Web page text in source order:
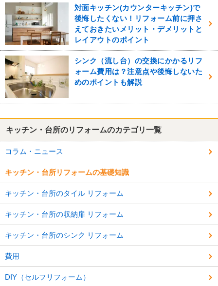
対面キッチン(カウンターキッチン)で
後悔したくない！リフォーム前に押さ
えておきたいメリット・デメリットと
レイアウトのポイント
シンク（流し台）の交換にかかるリフ
ォーム費用は？注意点や後悔しないた
めのポイントも解説
キッチン・台所のリフォームのカテゴリ一覧
コラム・ニュース
キッチン・台所リフォームの基礎知識
キッチン・台所のタイル リフォーム
キッチン・台所の収納扉 リフォーム
キッチン・台所のシンク リフォーム
費用
DIY（セルフリフォーム）